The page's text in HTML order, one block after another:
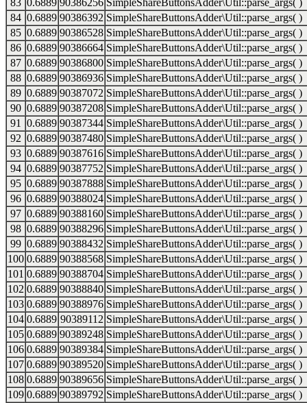
83 0.6889 90386256 SimpleShareButtonsAdder\Util::parse_args( )
84 0.6889 90386392 SimpleShareButtonsAdder\Util::parse_args( )
85 0.6889 90386528 SimpleShareButtonsAdder\Util::parse_args( )
86 0.6889 90386664 SimpleShareButtonsAdder\Util::parse_args( )
87 0.6889 90386800 SimpleShareButtonsAdder\Util::parse_args( )
88 0.6889 90386936 SimpleShareButtonsAdder\Util::parse_args( )
89 0.6889 90387072 SimpleShareButtonsAdder\Util::parse_args( )
90 0.6889 90387208 SimpleShareButtonsAdder\Util::parse_args( )
91
0.6889 90387344 SimpleShareButtonsAdder\Util::parse_args( )
92 0.6889 90387480 SimpleShareButtonsAdder\Util::parse_args( )
93 0.6889 90387616 SimpleShareButtonsAdder\Util::parse_args( )
94 0.6889 90387752 SimpleShareButtonsAdder\Util::parse_args( )
95 0.6889 90387888 SimpleShareButtonsAdder\Util::parse_args( )
96 0.6889 90388024 SimpleShareButtonsAdder\Util::parse_args( )
97 0.6889 90388160 SimpleShareButtonsAdder\Util::parse_args( )
98 0.6889 90388296 SimpleShareButtonsAdder\Util::parse_args( )
99 0.6889 90388432 SimpleShareButtonsAdder\Util::parse_args( )
100 0.6889 90388568 SimpleShareButtonsAdder\Util::parse_args( )
101 0.6889 90388704 SimpleShareButtonsAdder\Util::parse_args( )
102 0.6889 90388840 SimpleShareButtonsAdder\Util::parse_args( )
103 0.6889 90388976 SimpleShareButtonsAdder\Util::parse_args( )
104 0.6889 90389112 SimpleShareButtonsAdder\Util::parse_args( )
105 0.6889 90389248 SimpleShareButtonsAdder\Util::parse_args( )
106 0.6889 90389384 SimpleShareButtonsAdder\Util::parse_args( )
107 0.6889 90389520 SimpleShareButtonsAdder\Util::parse_args( )
108 0.6889 90389656 SimpleShareButtonsAdder\Util::parse_args( )
109 0.6889 90389792 SimpleShareButtonsAdder\Util::parse_args( )